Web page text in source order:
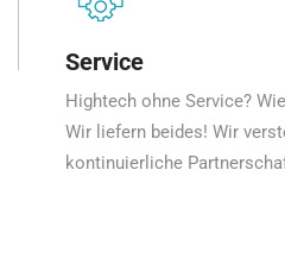
Service
Hightech ohne Service?
Wir liefern beides! Wir
kontinuierliche